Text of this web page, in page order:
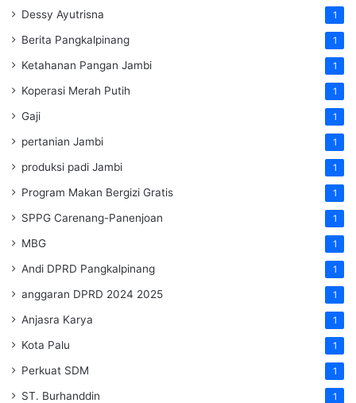
Dessy Ayutrisna 1
Berita Pangkalpinang 1
Ketahanan Pangan Jambi 1
Koperasi Merah Putih 1
Gaji 1
pertanian Jambi 1
produksi padi Jambi 1
Program Makan Bergizi Gratis 1
SPPG Carenang-Panenjoan 1
MBG 1
Andi DPRD Pangkalpinang 1
anggaran DPRD 2024 2025 1
Anjasra Karya 1
Kota Palu 1
Perkuat SDM 1
ST. Burhanddin 1